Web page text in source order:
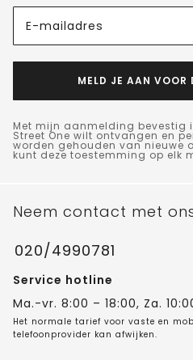
E-mailadres
MELD JE AAN VOOR
Met mijn aanmelding bevestig
Street One wilt ontvangen en
worden gehouden van nieuwe
kunt deze toestemming op elk
Neem contact met
020/4990781
Service hotline
Ma.-vr. 8:00 – 18:00, Za.
Het normale tarief voor vaste en
telefoonprovider kan afwijken.